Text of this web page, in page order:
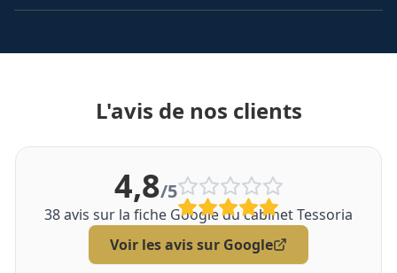
L'avis de nos clients
4,8/5
38avis sur la fiche Google du cabinet Tessoria
Voir les avis sur Google